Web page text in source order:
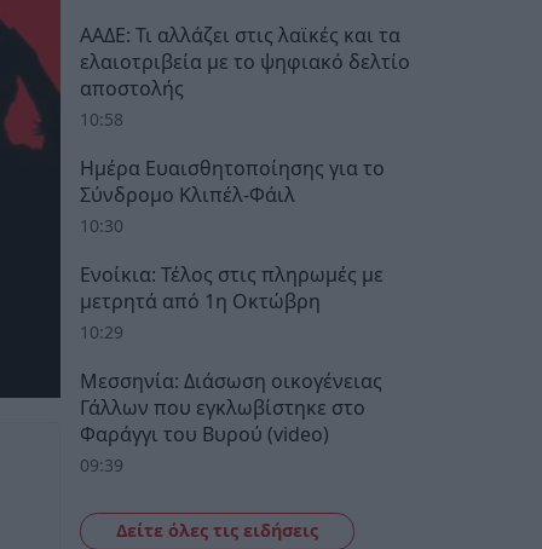
ΑΑΔΕ: Τι αλλάζει στις λαϊκές και τα
ελαιοτριβεία με το ψηφιακό δελτίο
αποστολής
10:58
Ημέρα Ευαισθητοποίησης για το
Σύνδρομο Κλιπέλ-Φάιλ
10:30
Ενοίκια: Τέλος στις πληρωμές με
μετρητά από 1η Οκτώβρη
10:29
Μεσσηνία: Διάσωση οικογένειας
Γάλλων που εγκλωβίστηκε στο
Φαράγγι του Βυρού (video)
09:39
Δείτε όλες τις ειδήσεις